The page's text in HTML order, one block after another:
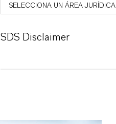
SELECCIONA UN ÁREA JURÍDICA
SDS Disclaimer